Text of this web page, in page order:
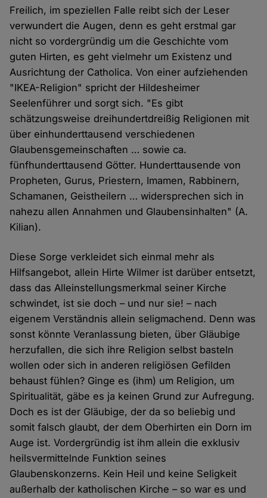
Freilich, im speziellen Falle reibt sich der Leser
verwundert die Augen, denn es geht erstmal gar
nicht so vordergründig um die Geschichte vom
guten Hirten, es geht vielmehr um Existenz und
Ausrichtung der Catholica. Von einer aufziehenden
"IKEA-Religion" spricht der Hildesheimer
Seelenführer und sorgt sich. "Es gibt
schätzungsweise dreihundertdreißig Religionen mit
über einhunderttausend verschiedenen
Glaubensgemeinschaften … sowie ca.
fünfhunderttausend Götter. Hunderttausende von
Propheten, Gurus, Priestern, Imamen, Rabbinern,
Schamanen, Geistheilern … widersprechen sich in
nahezu allen Annahmen und Glaubensinhalten" (A.
Kilian).
Diese Sorge verkleidet sich einmal mehr als
Hilfsangebot, allein Hirte Wilmer ist darüber entsetzt,
dass das Alleinstellungsmerkmal seiner Kirche
schwindet, ist sie doch – und nur sie! – nach
eigenem Verständnis allein seligmachend. Denn was
sonst könnte Veranlassung bieten, über Gläubige
herzufallen, die sich ihre Religion selbst basteln
wollen oder sich in anderen religiösen Gefilden
behaust fühlen? Ginge es (ihm) um Religion, um
Spiritualität, gäbe es ja keinen Grund zur Aufregung.
Doch es ist der Gläubige, der da so beliebig und
somit falsch glaubt, der dem Oberhirten ein Dorn im
Auge ist. Vordergründig ist ihm allein die exklusiv
heilsvermittelnde Funktion seines
Glaubenskonzerns. Kein Heil und keine Seligkeit
außerhalb der katholischen Kirche – so war es und